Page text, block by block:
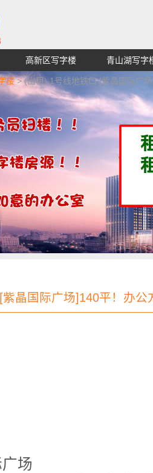
楼出租租赁招租出售,找高端高
高新区写字楼 青山湖写字
楼> (出租) 1号线地铁口 [紫晶国际广
晶国际广场]140平！办公
场